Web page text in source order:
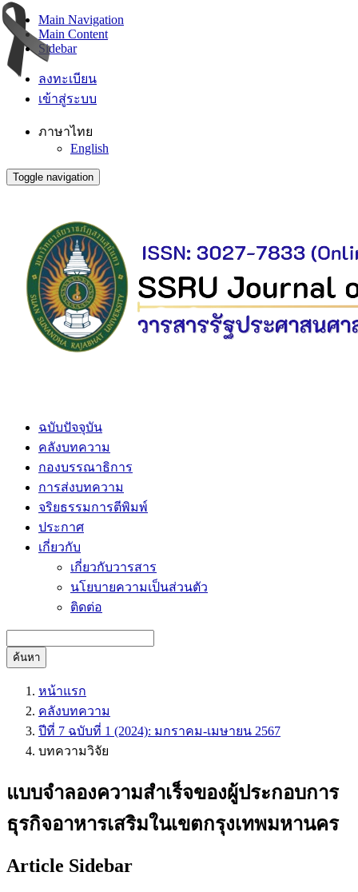
Main Navigation
Main Content
Sidebar
ลงทะเบียน
เข้าสู่ระบบ
ภาษาไทย
English
Toggle navigation
ฉบับปัจจุบัน
คลังบทความ
กองบรรณาธิการ
การส่งบทความ
จริยธรรมการตีพิมพ์
ประกาศ
เกี่ยวกับ
เกี่ยวกับวารสาร
นโยบายความเป็นส่วนตัว
ติดต่อ
ค้นหา
หน้าแรก
คลังบทความ
ปีที่ 7 ฉบับที่ 1 (2024): มกราคม-เมษายน 2567
บทความวิจัย
แบบจำลองความสำเร็จของผู้ประกอบการ
ธุรกิจอาหารเสริมในเขตกรุงเทพมหานคร
Article Sidebar